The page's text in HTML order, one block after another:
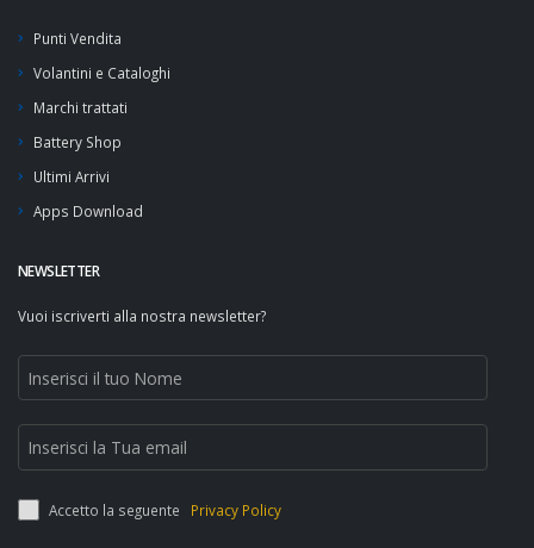
Punti Vendita
Volantini e Cataloghi
Marchi trattati
Battery Shop
Ultimi Arrivi
Apps Download
NEWSLETTER
Vuoi iscriverti alla nostra newsletter?
Accetto la seguente Privacy Policy